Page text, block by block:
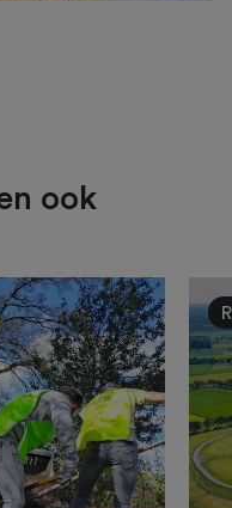
ook